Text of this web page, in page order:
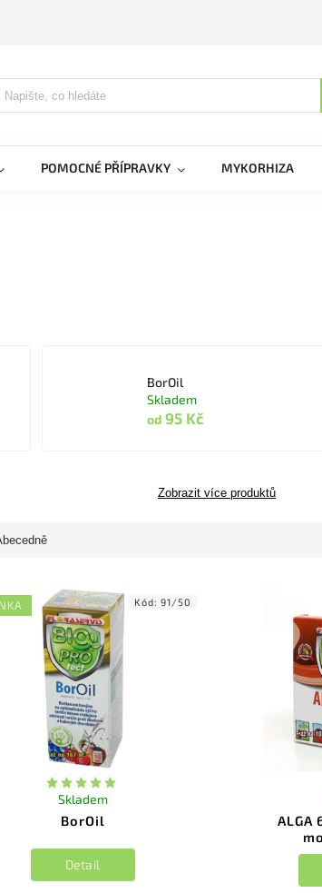
POMOCNÉ PŘÍPRAVKY MYKORHIZA
BorOil
Skladem
od 95 Kč
Zobrazit více produktů
BorOil
Skladem
Detail
Kód:91/50
ALGA